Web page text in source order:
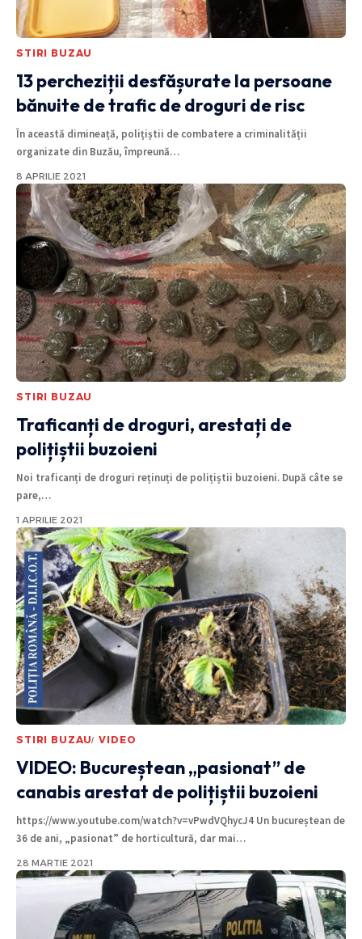
STIRI BUZAU
13 percheziții desfășurate la persoane
bănuite de trafic de droguri de risc
În această dimineață, polițiștii de combatere a criminalității
organizate din Buzău, împreună…
8 APRILIE 2021
STIRI BUZAU
Traficanți de droguri, arestați de
polițiștii buzoieni
Noi traficanți de droguri reținuți de polițiștii buzoieni. După câte se
pare,…
1 APRILIE 2021
STIRI BUZAU VIDEO
VIDEO: Bucureștean „pasionat” de
canabis arestat de polițiștii buzoieni
https://www.youtube.com/watch?v=vPwdVQhycJ4 Un bucureștean de
36 de ani, „pasionat” de horticultură, dar mai…
28 MARTIE 2021